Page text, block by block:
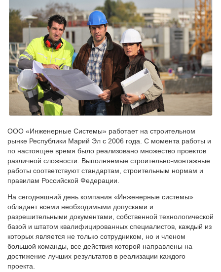
ООО «Инженерные Системы» работает на строительном
рынке Республики Марий Эл с 2006 года. С момента работы и
по настоящее время было реализовано множество проектов
различной сложности. Выполняемые строительно-монтажные
работы соответствуют стандартам, строительным нормам и
правилам Российской Федерации.
На сегодняшний день компания «Инженерные системы»
обладает всеми необходимыми допусками и
разрешительными документами, собственной технологической
базой и штатом квалифицированных специалистов, каждый из
которых является не только сотрудником, но и членом
большой команды, все действия которой направлены на
достижение лучших результатов в реализации каждого
проекта.